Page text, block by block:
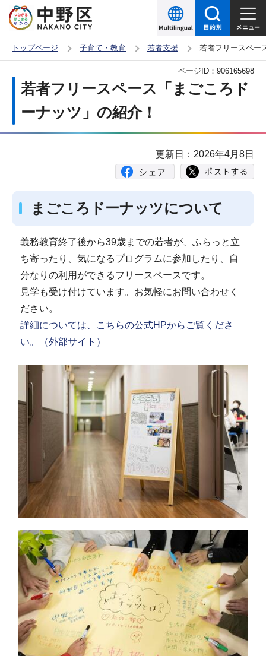
の
ー
トップページ 子育て・教育 若者支援 若者フリースペー
か
若者フリースペース「まごころド
ーナッツ」の紹介！
ページID： 906165698
更新日：2026年4月8日
まごころドーナッツについて
義務教育終了後から39歳までの若者が、ふらっと立
ち寄ったり、気になるプログラムに参加したり、自
分なりの利用ができるフリースペースです。
見学も受け付けています。お気軽にお問い合わせく
ださい。
詳細については、こちらの公式HPからご覧くださ
い。（外部サイト）